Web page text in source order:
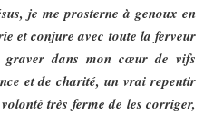
je me prosterne à genoux en
et conjure avec toute la ferveur
dans mon cœur de vifs
et de charité, un vrai repentir
très ferme de les corriger,